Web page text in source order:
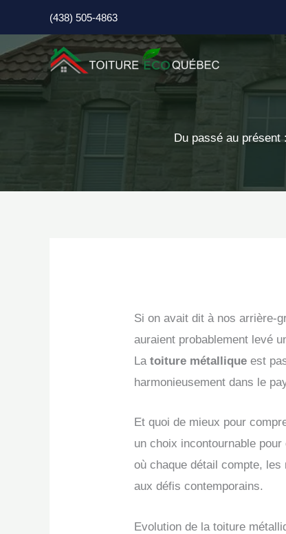
au
contenu
(438) 505-4863
Du passé au
Si on avait dit à nos arrière-
auraient probablement levé
Latoiture métallique est
harmonieusement dans le
Et quoi de mieux pour
un choix incontournable
où chaque détail compte,
aux défis contemporains.
Evolution de la toiture